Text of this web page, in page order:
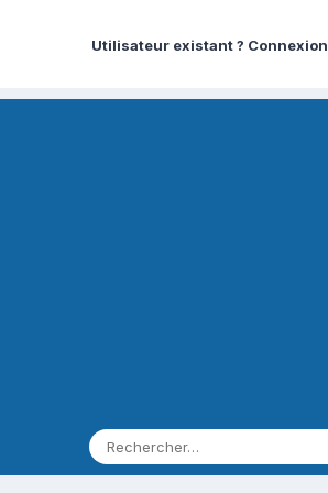
Utilisateur existant ? Connexion